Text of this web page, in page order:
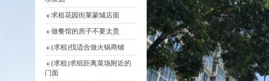
求租花园街莱蒙城店面
做餐馆的房子不要太贵
(求租)找适合做火锅商铺
(求租)求组距离菜场附近的
门面